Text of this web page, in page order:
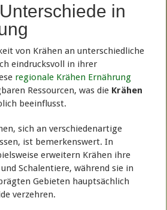
in
von Krähen an unterschiedliche
eindrucksvoll in ihrer
regionale Krähen Ernährung
Ressourcen, was die Krähen
beeinflusst.
sich an verschiedenartige
ist bemerkenswert. In
erweitern Krähen ihre
Schalentiere, während sie in
Gebieten hauptsächlich
verzehren.